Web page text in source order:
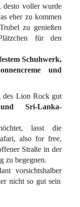
desto voller wurde
eher zu kommen
zu genießen
für den
Schuhwerk,
und
des Lion Rock gut
Sri-Lanka-
lasst die
also for free,
Straße in der
zu begegnen.
vorsichtshalber
nicht so gut sein